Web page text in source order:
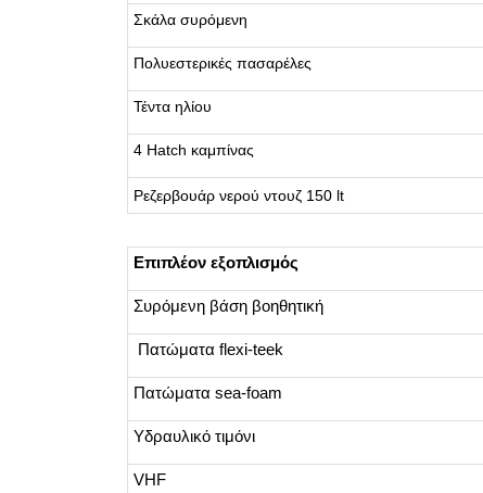
Σκάλα συρόμενη
Πολυεστερικές πασαρέλες
Τέντα ηλίου
4 Hatch καμπίνας
Ρεζερβουάρ νερού ντουζ 150 lt
Επιπλέον εξοπλισμός
Συρόμενη βάση βοηθητική
Πατώματα flexi-teek
Πατώματα sea-foam
Υδραυλικό τιμόνι
VHF